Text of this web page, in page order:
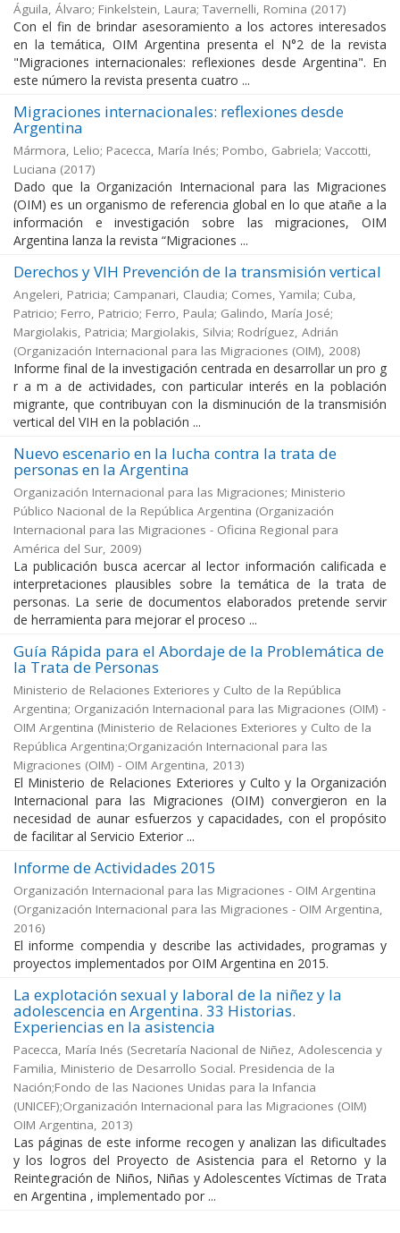
Águila, Álvaro; Finkelstein, Laura; Tavernelli, Romina (2017)
Con el fin de brindar asesoramiento a los actores interesados
en la temática, OIM Argentina presenta el N°2 de la revista
"Migraciones internacionales: reflexiones desde Argentina". En
este número la revista presenta cuatro ...
Migraciones internacionales: reflexiones desde
Argentina
Mármora, Lelio; Pacecca, María Inés; Pombo, Gabriela; Vaccotti,
Luciana (2017)
Dado que la Organización Internacional para las Migraciones
(OIM) es un organismo de referencia global en lo que atañe a la
información e investigación sobre las migraciones, OIM
Argentina lanza la revista “Migraciones ...
Derechos y VIH Prevención de la transmisión vertical
Angeleri, Patricia; Campanari, Claudia; Comes, Yamila; Cuba,
Patricio; Ferro, Patricio; Ferro, Paula; Galindo, María José;
Margiolakis, Patricia; Margiolakis, Silvia; Rodríguez, Adrián
(Organización Internacional para las Migraciones (OIM), 2008)
Informe final de la investigación centrada en desarrollar un pro g
r a m a de actividades, con particular interés en la población
migrante, que contribuyan con la disminución de la transmisión
vertical del VIH en la población ...
Nuevo escenario en la lucha contra la trata de
personas en la Argentina
Organización Internacional para las Migraciones; Ministerio
Público Nacional de la República Argentina (Organización
Internacional para las Migraciones - Oficina Regional para
América del Sur, 2009)
La publicación busca acercar al lector información calificada e
interpretaciones plausibles sobre la temática de la trata de
personas. La serie de documentos elaborados pretende servir
de herramienta para mejorar el proceso ...
Guía Rápida para el Abordaje de la Problemática de
la Trata de Personas
Ministerio de Relaciones Exteriores y Culto de la República
Argentina; Organización Internacional para las Migraciones (OIM) -
OIM Argentina (Ministerio de Relaciones Exteriores y Culto de la
República Argentina;Organización Internacional para las
Migraciones (OIM) - OIM Argentina, 2013)
El Ministerio de Relaciones Exteriores y Culto y la Organización
Internacional para las Migraciones (OIM) convergieron en la
necesidad de aunar esfuerzos y capacidades, con el propósito
de facilitar al Servicio Exterior ...
Informe de Actividades 2015
Organización Internacional para las Migraciones - OIM Argentina
(Organización Internacional para las Migraciones - OIM Argentina,
2016)
El informe compendia y describe las actividades, programas y
proyectos implementados por OIM Argentina en 2015.
La explotación sexual y laboral de la niñez y la
adolescencia en Argentina. 33 Historias.
Experiencias en la asistencia
Pacecca, María Inés (Secretaría Nacional de Niñez, Adolescencia y
Familia, Ministerio de Desarrollo Social. Presidencia de la
Nación;Fondo de las Naciones Unidas para la Infancia
(UNICEF);Organización Internacional para las Migraciones (OIM)
OIM Argentina, 2013)
Las páginas de este informe recogen y analizan las dificultades
y los logros del Proyecto de Asistencia para el Retorno y la
Reintegración de Niños, Niñas y Adolescentes Víctimas de Trata
en Argentina , implementado por ...